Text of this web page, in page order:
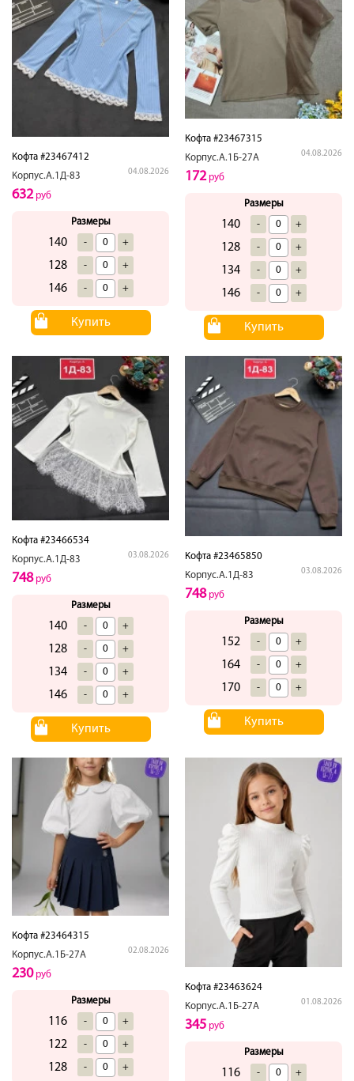
Кофта #23467412
Корпус.А.1Д-83
04.08.2026
632руб
Размеры
140 - +
128 - +
146 - +
Купить
Кофта #23467315
Корпус.А.1Б-27А
04.08.2026
172руб
Размеры
140 - +
128 - +
134 - +
146 - +
Купить
Кофта #23466534
Корпус.А.1Д-83
03.08.2026
748руб
Размеры
140 - +
128 - +
134 - +
146 - +
Купить
Кофта #23465850
Корпус.А.1Д-83
03.08.2026
748руб
Размеры
152 - +
164 - +
170 - +
Купить
Кофта #23464315
Корпус.А.1Б-27А
02.08.2026
230руб
Размеры
116 - +
122 - +
128 - +
Кофта #23463624
Корпус.А.1Б-27А
01.08.2026
345 руб
Размеры
116 - +